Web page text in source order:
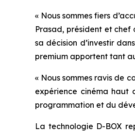
« Nous sommes fiers
Prasad, président et chef
sa décision d’investir
premium apportent tant
« Nous sommes ravis de
expérience cinéma haut
programmation et du
La technologie D-BOX